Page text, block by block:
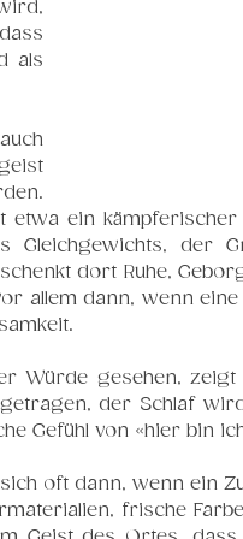
als
ein
Gleichgewichts, der
dort Ruhe,
allem dann, wenn
Würde gesehen,
der Schlaf
Gefühl von «hier bin
oft dann, wenn ein
frische